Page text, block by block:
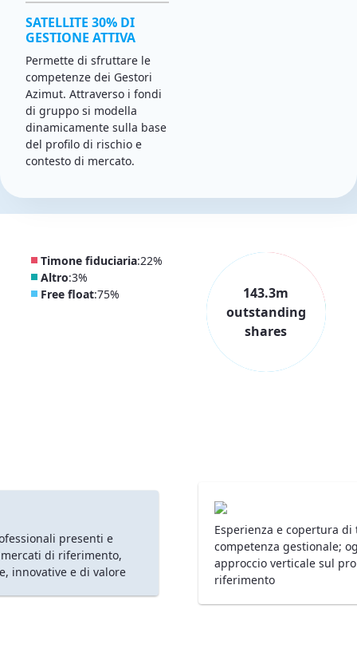
SATELLITE 30% DI
GESTIONE ATTIVA
Permette di sfruttare le
competenze dei Gestori
Azimut. Attraverso i fondi
di gruppo si modella
dinamicamente sulla base
del profilo di rischio e
contesto di mercato.
Timone fiduciaria:22%
Altro:3%
Free float:75%
143.3m
outstanding
shares
presenti e
di riferimento,
innovative e di valore
Esperienza e copertura
competenza gestionale;
approccio verticale sul
riferimento